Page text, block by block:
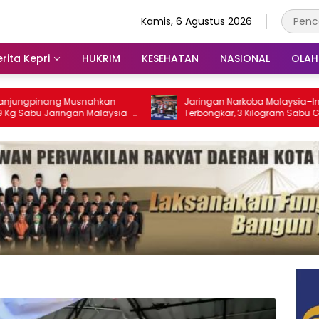
Kamis, 6 Agustus 2026
Kepri HUKRIM KESEHATAN NASIONAL
Musnahkan
Malaysia–
Ribuan Jiwa
Jaringan Narkoba Malaysia–Indonesia
Terbongkar, 3 Kilogram Sabu Gagal
Masuk Jambi Lewat Tanjungpinang